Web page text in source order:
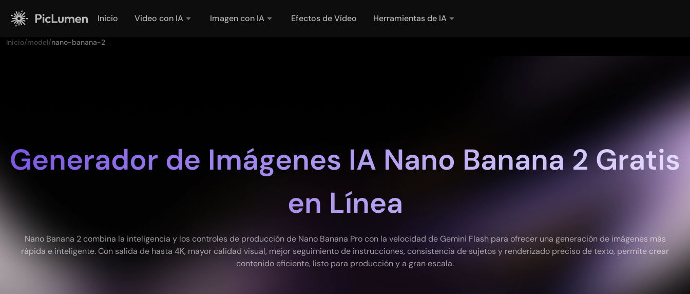
Inicio Video con IA Imagen con IA Efectos de Vídeo Herramientas de IA
Inicio/model/nano-banana-2
Generador de Imágenes IA Nano Banana 2 Gratis
en Línea
Nano Banana 2 combina la inteligencia y los controles de producción de Nano Banana Pro con la velocidad de Gemini Flash para ofrecer una generación de imágenes más
rápida e inteligente. Con salida de hasta 4K, mayor calidad visual, mejor seguimiento de instrucciones, consistencia de sujetos y renderizado preciso de texto, permite crear
contenido eficiente, listo para producción y a gran escala.